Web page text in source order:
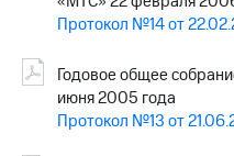
Протокол №14 от
Годовое общее
июня 2005 года
Протокол №13 от